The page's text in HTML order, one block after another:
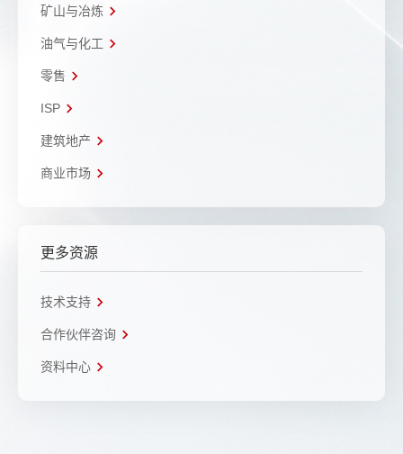
矿山与冶炼
油气与化工
零售
ISP
建筑地产
商业市场
更多资源
技术支持
合作伙伴咨询
资料中心